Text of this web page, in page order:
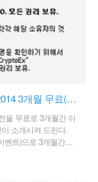
업의 경우 글꼴도
다. 물론 개인들도 마
이지나 이미지 등에
카스퍼스키 안티바이러스 2014 3개월 무료(Kaspersky Anti-Virus 2014 3개월 무료 라이선스 키)
을 무료로 3개월간 이
소개시켜 드린다.
벤트)으로 3개월간
를 구입하면 1년간